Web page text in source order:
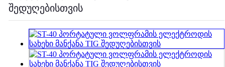
შედუღებისთვის